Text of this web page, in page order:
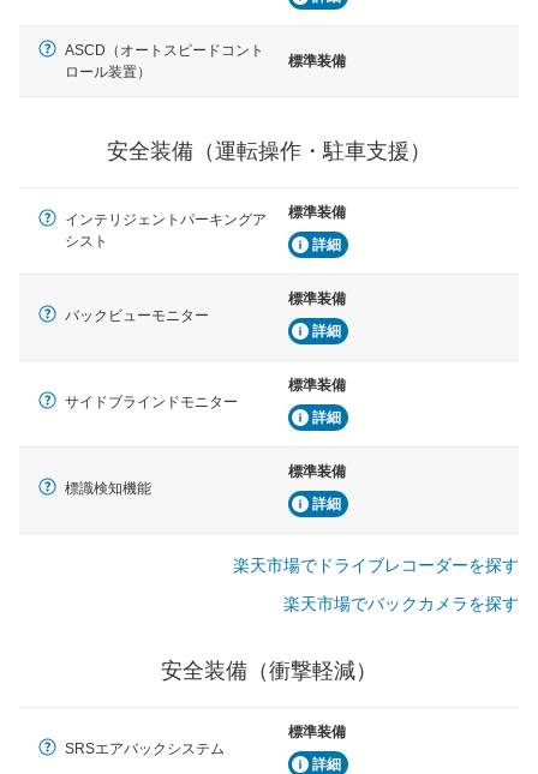
安全な車間距離を保ちながら前車を追従するアダプティ
運転・駐車支援
万が一車体が衝撃を受けたときに、運転者・同乗者を守
るSRSエアバッグシステム、プリテンショナーシートベ
ルトなどが装備されています。
ASCD（オートスピードコント
ロール装置）
標準装備
安全装備（運転操作・駐車支援）
インテリジェントパーキングア
シスト
標準装備
詳細
バックビューモニター
標準装備
詳細
サイドブラインドモニター
標準装備
詳細
標識検知機能
標準装備
詳細
楽天市場でドライブレコーダーを探す
楽天市場でバックカメラを探す
安全装備（衝撃軽減）
SRSエアバックシステム
標準装備
詳細